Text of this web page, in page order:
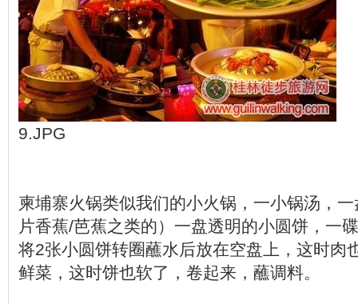
9.JPG
柬埔寨火锅类似我们的小火锅，一小锅汤，
片香蕉/芭蕉之类的）一盘透明的小圆饼，一
将2张小圆饼转圈蘸水后放在空盘上，这时肉
鲜菜，这时饼也软了，卷起来，蘸调料。